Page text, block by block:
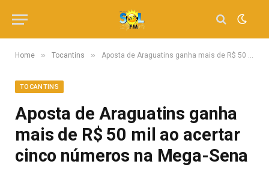
Home » Tocantins » Aposta de Araguatins ganha mais de R$ 50 mil ao acertar cinco números na Mega-Sena
TOCANTINS
Aposta de Araguatins ganha
mais de R$ 50 mil ao acertar
cinco números na Mega-Sena